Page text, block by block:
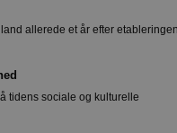
allerede et år efter
tidens sociale og kulturelle